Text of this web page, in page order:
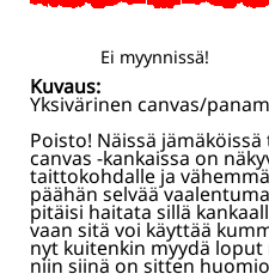
Ei myynnissä!
Kuvaus:
Yksivärinen canvas/
Poisto! Näissä
canvas -kankaissa on
taittokohdalle ja
päähän selvää
pitäisi haitata sillä
vaan sitä voi käyttää
nyt kuitenkin myydä loput
niin siinä on sitten